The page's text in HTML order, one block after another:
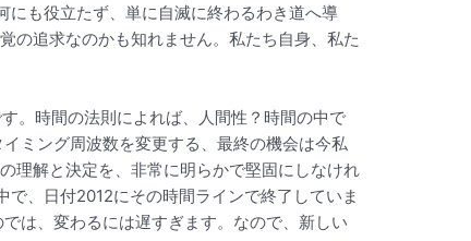
も役立たず、単に自滅に終わるわき道へ導
の追求なのかも知れません。私たち自身、私た
。時間の法則によれば、人間性？時間の中で
ミング周波数を変更する、最終の機会は今私
理解と決定を、非常に明らかで堅固にしなけれ
、日付2012にその時間ラインで終了していま
は、変わるには遅すぎます。なので、新しい